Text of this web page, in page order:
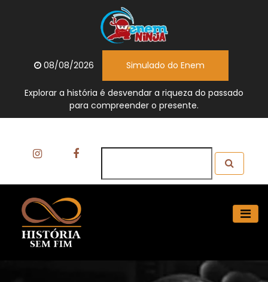
08/08/2026 Simulado do Enem
Explorar a história é desvendar a riqueza do passado
para compreender o presente.